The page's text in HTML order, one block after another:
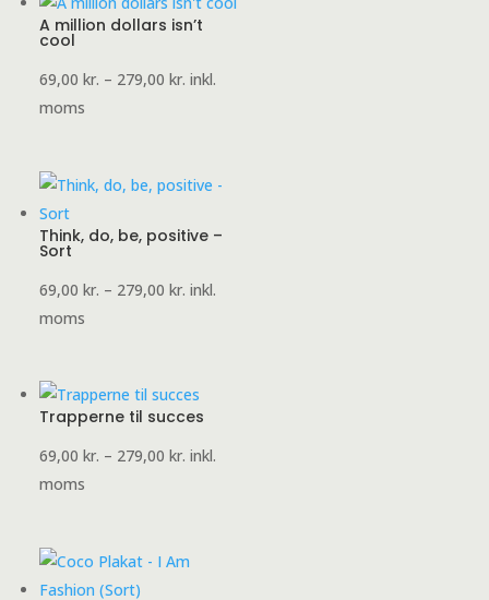
A million dollars isn’t
cool
69,00kr. – 279,00kr. Prisinterval:
inkl.
moms
Think, do, be, positive –
Sort
69,00kr. – 279,00kr. Prisinterval:
inkl.
moms
Trapperne til succes
69,00kr. – 279,00kr. Prisinterval:
inkl.
moms